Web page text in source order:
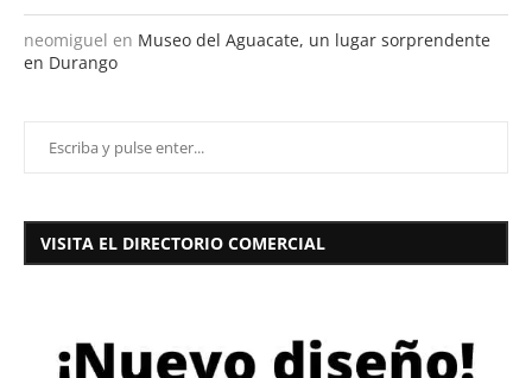
neomiguel en Museo del Aguacate, un lugar sorprendente
en Durango
VISITA EL DIRECTORIO COMERCIAL